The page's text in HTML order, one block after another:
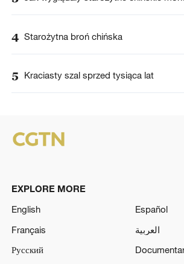
4 Starożytna broń chińska
5 Kraciasty szal sprzed tysiąca lat
EXPLORE MORE
English
Español
Français
العربية
Русский